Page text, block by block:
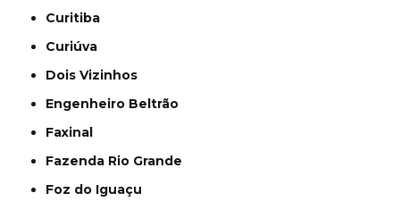
Curitiba
Curiúva
Dois Vizinhos
Engenheiro Beltrão
Faxinal
Fazenda Rio Grande
Foz do Iguaçu